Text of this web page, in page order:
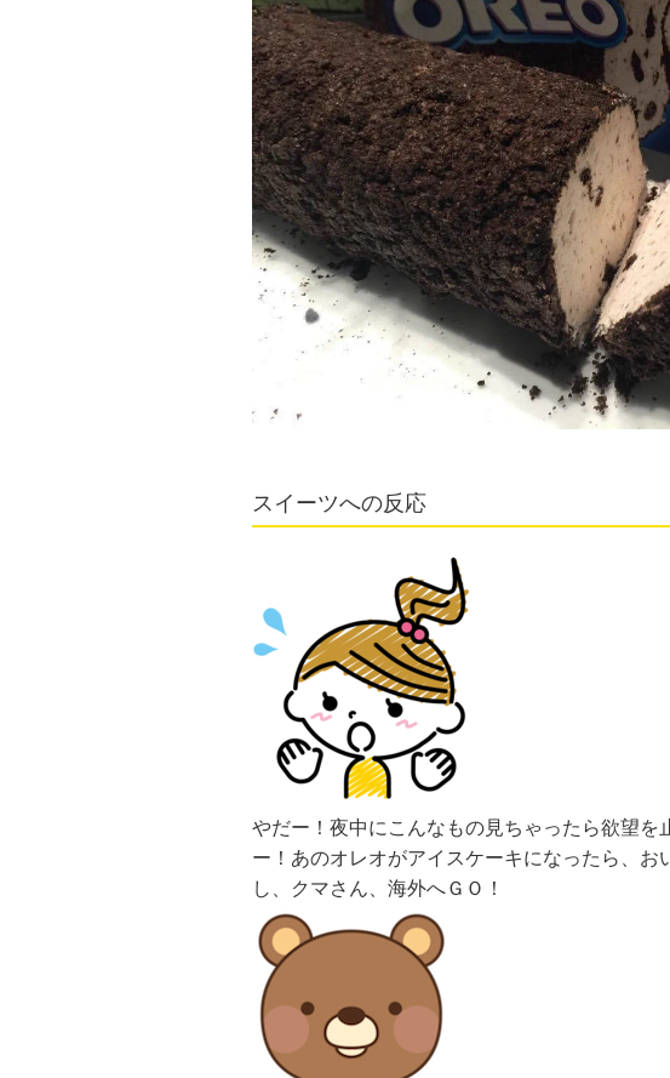
スイーツへの反応
やだー！夜中にこんなもの見ちゃったら欲望
ー！あのオレオがアイスケーキになったら、お
し、クマさん、海外へＧＯ！